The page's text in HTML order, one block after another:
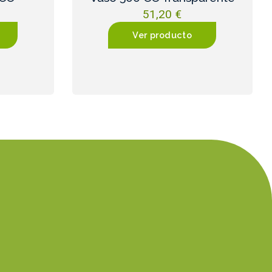
51,20 €
Ver producto